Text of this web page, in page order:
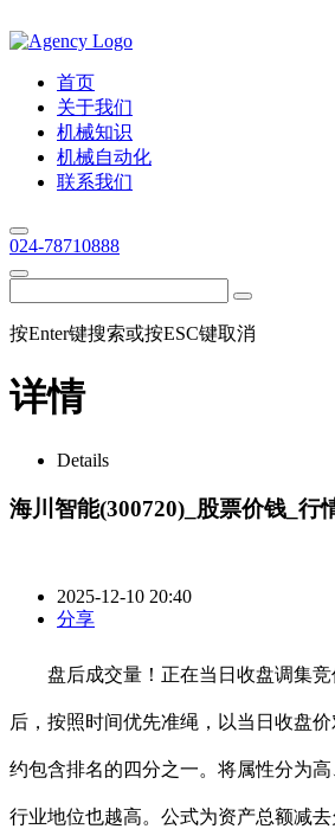
首页
关于我们
机械知识
机械自动化
联系我们
024-78710888
按Enter键搜索或按ESC键取消
详情
Details
海川智能(300720)_股票价钱_
2025-12-10 20:40
分享
盘后成交量！正在当日收盘调集竞
后，按照时间优先准绳，以当日收盘
约包含排名的四分之一。将属性分为
行业地位也越高。公式为资产总额减